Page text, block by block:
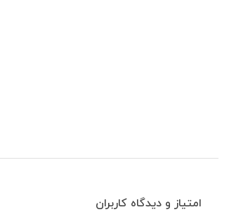
باب سوم:تعریف و تقسیم
امتیاز و دیدگاه کاربران